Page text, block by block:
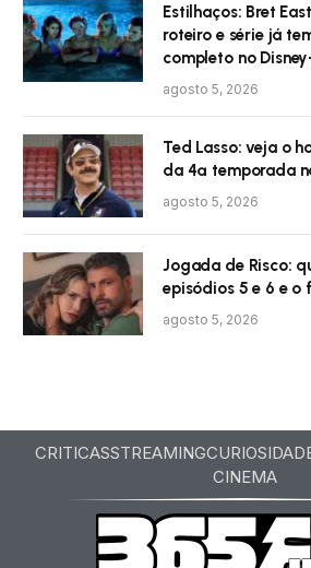
Estilhaços: Bret
roteiro e série já
completo no
agosto 5, 2026
Ted Lasso: veja o
da 4ª temporada
agosto 5, 2026
Jogada de Risco:
episódios 5 e 6 e
agosto 5, 2026
CRITICASSTREAMING
CINEMA